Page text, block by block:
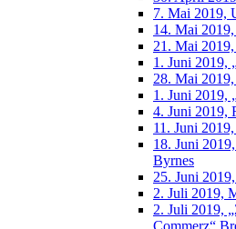
7. Mai 2019,
14. Mai
21. Mai
1. Juni 2019,
28. Mai
1. Juni 2019,
4. Juni 2019,
11. Juni
18. Juni
Byrnes
25. Juni
2. Juli 2019,
2. Juli 2019,
Commerz“